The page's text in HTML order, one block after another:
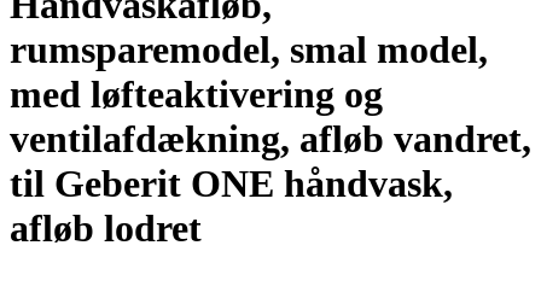
rumsparemodel, smal model,
med løfteaktivering og
ventilafdækning, afløb vandret,
til Geberit ONE håndvask,
afløb lodret